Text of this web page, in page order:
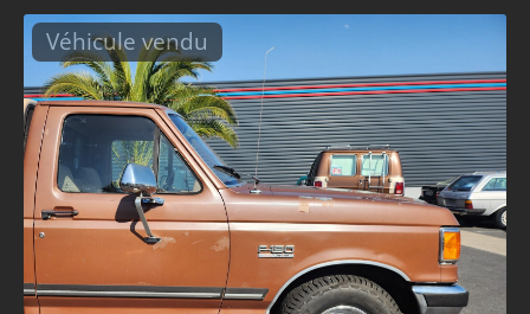
Véhicule vendu